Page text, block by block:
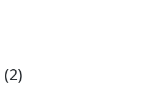
(2)